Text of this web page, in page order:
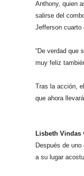
Anthony, quien
salirse del
Jefferson cuarto
“De verdad que
muy feliz
Tras la acción,
que ahora
Lisbeth Vindas
Después de
a su lugar